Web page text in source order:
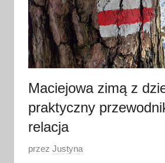
Maciejowa zimą z
praktyczny
relacja
O
przez Justyna